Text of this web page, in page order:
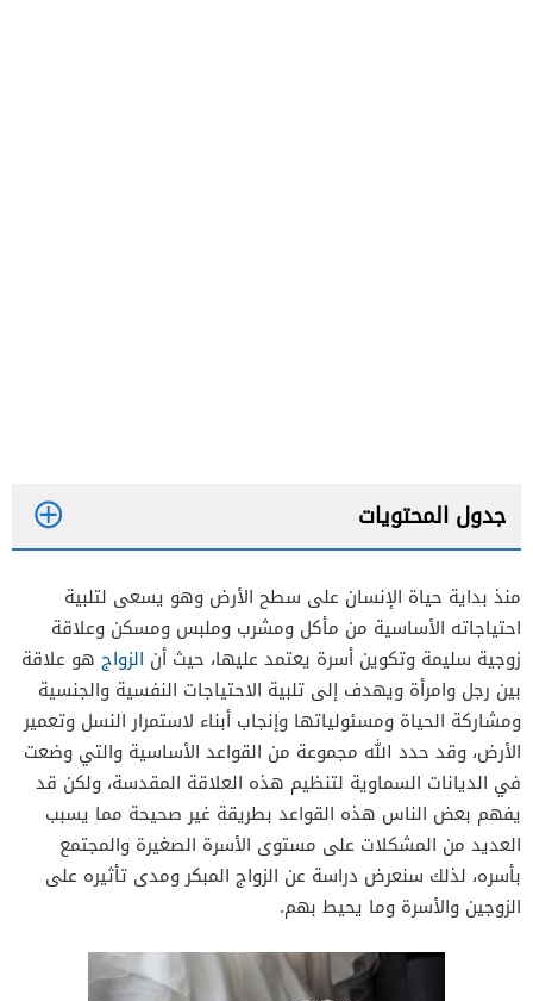
جدول المحتويات
الفقر سبب رئيسي للزواج المبكر
تلخيص دور المراة في الزوجة والأم
رغبة الرجال في الزواج من صغيرات السن
الخوف من العنوسة
الحفاظ على السمعة
عدم توفر فرص التعليم الملائم
رغبة بعض الفتيات في الاستقلال عن الأسرة
التعرض لمخاطر سوء التغذية أثناء الحمل
منذ بداية حياة الإنسان على سطح الأرض وهو يسعى لتلبية
احتياجاته الأساسية من مأكل ومشرب وملبس ومسكن وعلاقة
زوجية سليمة وتكوين أسرة يعتمد عليها، حيث أن الزواج هو علاقة
بين رجل وامرأة ويهدف إلى تلبية الاحتياجات النفسية والجنسية
ومشاركة الحياة ومسئولياتها وإنجاب أبناء لاستمرار النسل وتعمير
الأرض، وقد حدد الله مجموعة من القواعد الأساسية والتي وضعت
في الديانات السماوية لتنظيم هذه العلاقة المقدسة، ولكن قد
يفهم بعض الناس هذه القواعد بطريقة غير صحيحة مما يسبب
العديد من المشكلات على مستوى الأسرة الصغيرة والمجتمع
بأسره، لذلك سنعرض دراسة عن الزواج المبكر ومدى تأثيره على
الزوجين والأسرة وما يحيط بهم.